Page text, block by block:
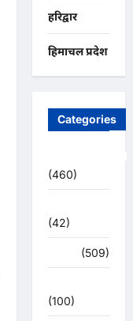
हरिद्वार
हिमाचल प्रदेश
Categories
(460)
(42)
(509)
(100)